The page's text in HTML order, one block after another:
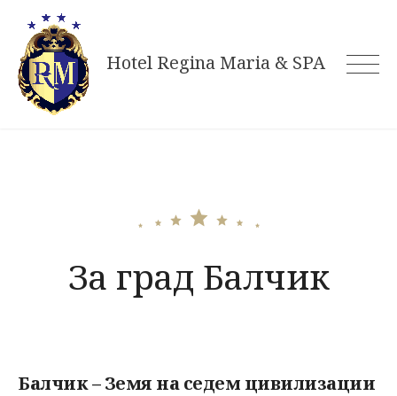
content
Hotel Regina Maria & SPA
За град Балчик
Балчик – Земя на седем цивилизации